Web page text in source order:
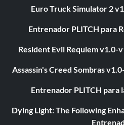
Euro Truck Simulator 2
Entrenador PLITCH para
Resident Evil Requiem v1.0-
Assassin's Creed Sombras
Entrenador PLITCH para
Dying Light: The Following